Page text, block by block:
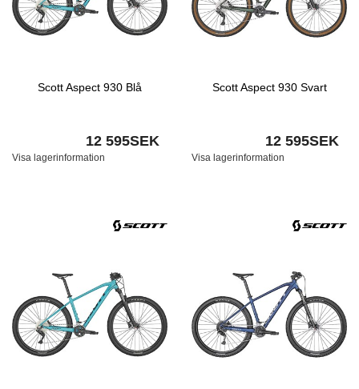
Scott Aspect 930 Blå
12 595SEK
Visa lagerinformation
Scott Aspect 930 Svart
12 595SEK
Visa lagerinformation